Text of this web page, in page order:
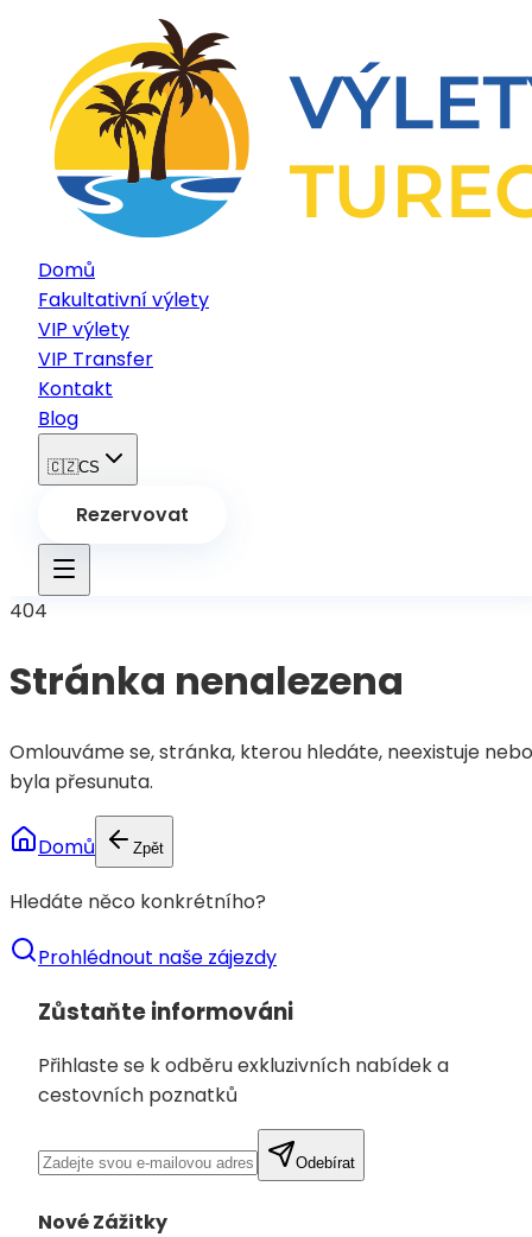
Domů
Fakultativní výlety
VIP výlety
VIP Transfer
Kontakt
Blog
🇨🇿CS
Rezervovat
404
Stránka nenalezena
Omlouváme se, stránka, kterou hledáte, neexistuje nebo
byla přesunuta.
Domů Zpět
Hledáte něco konkrétního?
Prohlédnout naše zájezdy
Zůstaňte informováni
Přihlaste se k odběru exkluzivních nabídek a
cestovních poznatků
Odebírat
Nové Zážitky